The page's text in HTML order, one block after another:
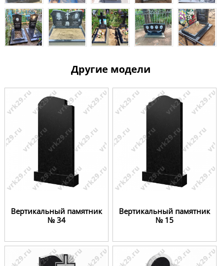
Другие модели
Вертикальный памятник
№ 34
Вертикальный памятник
№ 15